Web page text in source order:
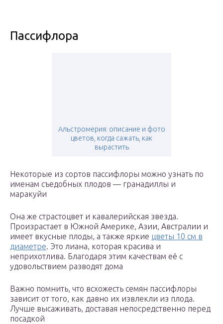
Пассифлора
Альстромерия: описание и фото
цветов, когда сажать, как
вырастить
Некоторые из сортов пассифлоры можно узнать по
именам съедобных плодов — гранадиллы и
маракуйи
Она же страстоцвет и кавалерийская звезда.
Произрастает в Южной Америке, Азии, Австралии и
имеет вкусные плоды, а также яркие цветы 10 см в
диаметре. Это лиана, которая красива и
неприхотлива. Благодаря этим качествам её с
удовольствием разводят дома
Важно помнить, что всхожесть семян пассифлоры
зависит от того, как давно их извлекли из плода.
Лучше высаживать, доставая непосредственно перед
посадкой